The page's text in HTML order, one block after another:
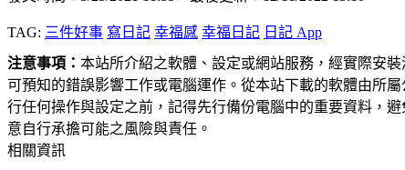
TAG: 三件好事 寫日記 幸福感 幸福日記 日記 App
注意事項： 本站所介紹之軟體、設定或網站服務，經實際安
可預知的錯誤影響工作或電腦運作。從本站下載的軟體由所
行任何操作與設定之前，記得先行備份電腦中的重要資料，
意自行承擔可能之風險與責任。
相關資訊